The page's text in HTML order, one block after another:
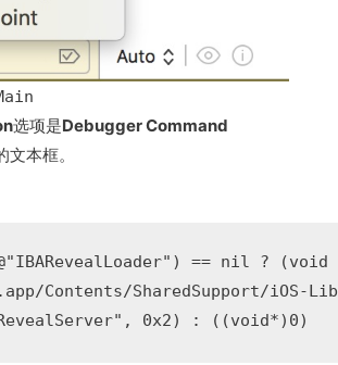
选项是Debugger Command
文本框。
== nil ? (void
Contents/SharedSupport/iOS-Lib
0x2) : ((void*)0)